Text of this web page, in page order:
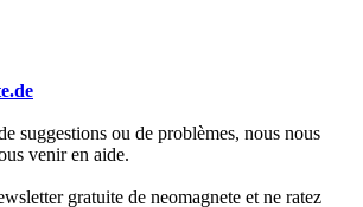
suggestions ou de problèmes, nous nous
venir en aide.
gratuite de neomagnete et ne ratez